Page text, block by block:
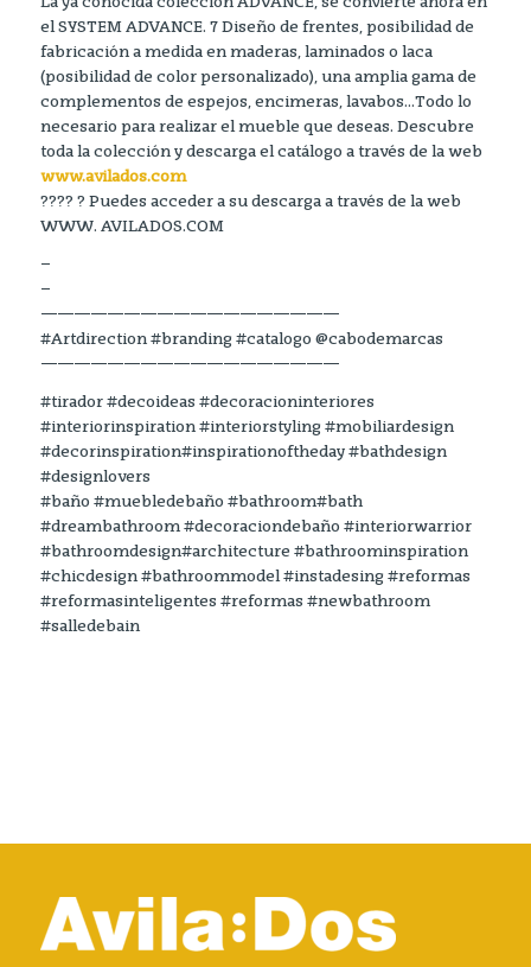
el SYSTEM ADVANCE. 7 Diseño de frentes, posibilidad de
fabricación a medida en maderas, laminados o laca
(posibilidad de color personalizado), una amplia gama de
complementos de espejos, encimeras, lavabos…Todo lo
necesario para realizar el mueble que deseas. Descubre
toda la colección y descarga el catálogo a través de la web
www.avilados.com
???? ? Puedes acceder a su descarga a través de la web
WWW. AVILADOS.COM
–
–
——————————————————
#Artdirection #branding #catalogo @cabodemarcas
——————————————————
#tirador #decoideas #decoracioninteriores
#interiorinspiration #interiorstyling #mobiliardesign
#decorinspiration#inspirationoftheday #bathdesign
#designlovers
#baño #muebledebaño #bathroom#bath
#dreambathroom #decoraciondebaño #interiorwarrior
#bathroomdesign#architecture #bathroominspiration
#chicdesign #bathroommodel #instadesing #reformas
#reformasinteligentes #reformas #newbathroom
#salledebain